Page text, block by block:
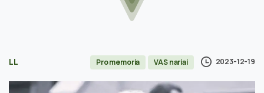
LL Pro memoria VAS nariai 2023-12-19